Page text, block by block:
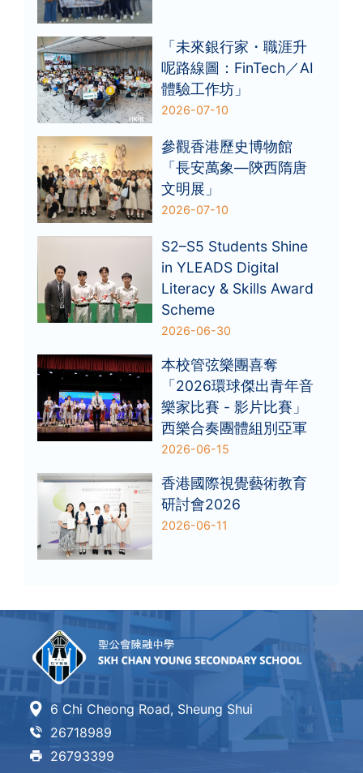
「未來銀行家・職涯升
呢路線圖：FinTech／AI
體驗工作坊」
2026-07-10
參觀香港歷史博物館
「長安萬象—陝西隋唐
文明展」
2026-07-10
S2–S5 Students Shine
in YLEADS Digital
Literacy & Skills Award
Scheme
2026-06-30
本校管弦樂團喜奪
「2026環球傑出青年音
樂家比賽 - 影片比賽」
西樂合奏團體組別亞軍
2026-06-15
香港國際視覺藝術教育
研討會2026
2026-06-11
6 Chi Cheong Road, Sheung Shui
26718989
26793399